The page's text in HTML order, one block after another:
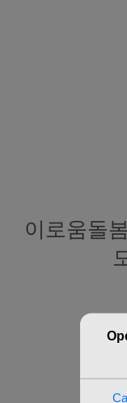
이로움돌